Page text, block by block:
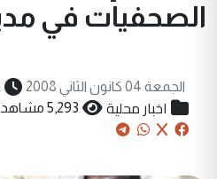
الصحفيات في
الجمعة 04 كانون الثاني 2008
اخبار محلية 5,293 مشاهدة